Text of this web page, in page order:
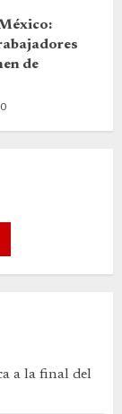
de
0
a la final del